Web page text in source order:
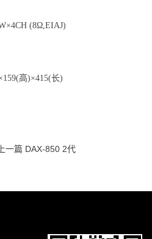
(8Ω,EIAJ)
高)×415(长)
上一篇 DAX-850 2代